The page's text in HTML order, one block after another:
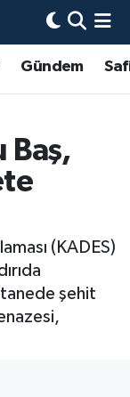
Gündem
Baş,
(KADES)
şehit